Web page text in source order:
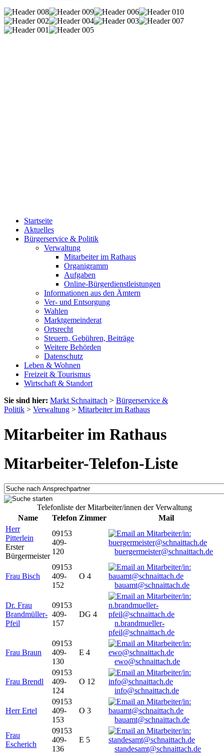
Startseite
Aktuelles
Bürgerservice & Politik
Verwaltung
Mitarbeiter im Rathaus
Organigramm
Aufgaben
Online-Bürgerdienstleistungen
Informationen aus den Ämtern
Ver- und Entsorgung
Wahlen
Marktgemeinderat
Ortsrecht
Steuern, Gebühren, Beiträge
Weitere Behörden
Datenschutz
Leben & Wohnen
Freizeit & Tourismus
Wirtschaft & Standort
Sie sind hier: Markt Schnaittach > Bürgerservice &
Politik > Verwaltung > Mitarbeiter im Rathaus
Mitarbeiter im Rathaus
Mitarbeiter-Telefon-Liste
Telefonliste der Mitarbeiter/innen der Verwaltung
Name
Telefon Zimmer
Mail
Herr
Pitterlein
Erster
Bürgermeister
09153
409-
120
buergermeister@schnaittach.de
Frau Bisch
09153
409-
152
O 4
bauamt@schnaittach.de
Dr. Frau
Brandmüller-
Pfeil
09153
409-
157
DG 4
n.brandmueller-
pfeil@schnaittach.de
Frau Braun
09153
409-
130
E 4
ewo@schnaittach.de
Frau Brendl
09153
409-
124
O 12
info@schnaittach.de
Herr Ertel
09153
409-
153
O 3
bauamt@schnaittach.de
Frau
Escherich
09153
409-
136
E 5
standesamt@schnaittach.de